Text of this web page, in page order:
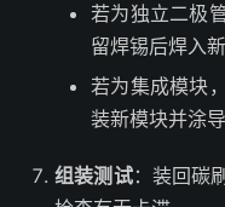
若为独立二极
留焊锡后焊入
若为集成模块
装新模块并涂导
组装测试：装回碳